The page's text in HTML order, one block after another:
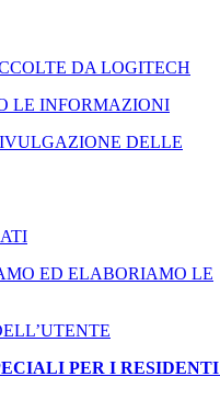
DA LOGITECH
LE INFORMAZIONI
DELLE
ED ELABORIAMO LE
PER I